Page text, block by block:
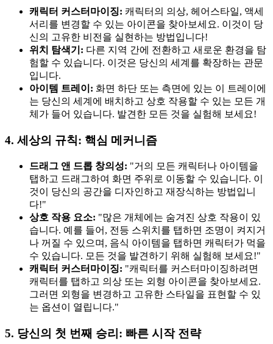
캐릭터 커스터마이징: 캐릭터의 의상, 헤어스타일, 액세
서리를 변경할 수 있는 아이콘을 찾아보세요. 이것이 당
신의 고유한 비전을 실현하는 방법입니다!
위치 탐색기: 다른 지역 간에 전환하고 새로운 환경을 탐
험할 수 있습니다. 이것은 당신의 세계를 확장하는 관문
입니다.
아이템 트레이: 화면 하단 또는 측면에 있는 이 트레이에
는 당신의 세계에 배치하고 상호 작용할 수 있는 모든 개
체가 들어 있습니다. 발견한 모든 것을 실험해 보세요!
4. 세상의 규칙: 핵심 메커니즘
드래그 앤 드롭 창의성: "거의 모든 캐릭터나 아이템을
탭하고 드래그하여 화면 주위로 이동할 수 있습니다. 이
것이 당신의 공간을 디자인하고 재장식하는 방법입니
다!"
상호 작용 요소: "많은 개체에는 숨겨진 상호 작용이 있
습니다. 예를 들어, 전등 스위치를 탭하면 조명이 켜지거
나 꺼질 수 있으며, 음식 아이템을 탭하면 캐릭터가 먹을
수 있습니다. 모든 것을 발견하기 위해 실험해 보세요!"
캐릭터 커스터마이징: "캐릭터를 커스터마이징하려면
캐릭터를 탭하고 의상 또는 외형 아이콘을 찾아보세요.
그러면 외형을 변경하고 고유한 스타일을 표현할 수 있
는 옵션이 열립니다."
5. 당신의 첫 번째 승리: 빠른 시작 전략